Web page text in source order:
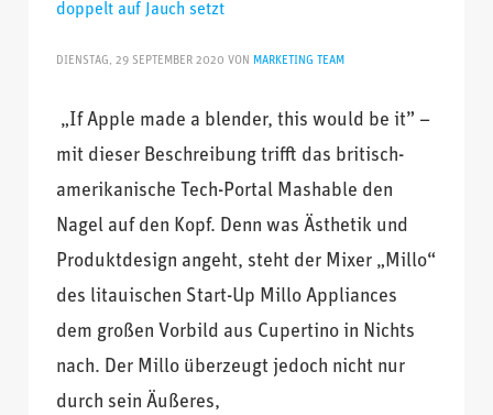
doppelt auf Jauch setzt
DIENSTAG, 29 SEPTEMBER 2020 VON MARKETING TEAM
„If Apple made a blender, this would be it” –
mit dieser Beschreibung trifft das britisch-
amerikanische Tech-Portal Mashable den
Nagel auf den Kopf. Denn was Ästhetik und
Produktdesign angeht, steht der Mixer „Millo“
des litauischen Start-Up Millo Appliances
dem großen Vorbild aus Cupertino in Nichts
nach. Der Millo überzeugt jedoch nicht nur
durch sein Äußeres,